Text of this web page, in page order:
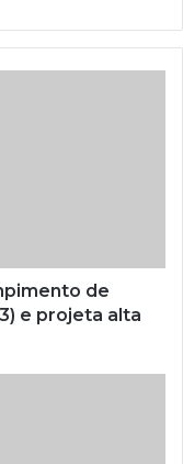
de
e projeta alta